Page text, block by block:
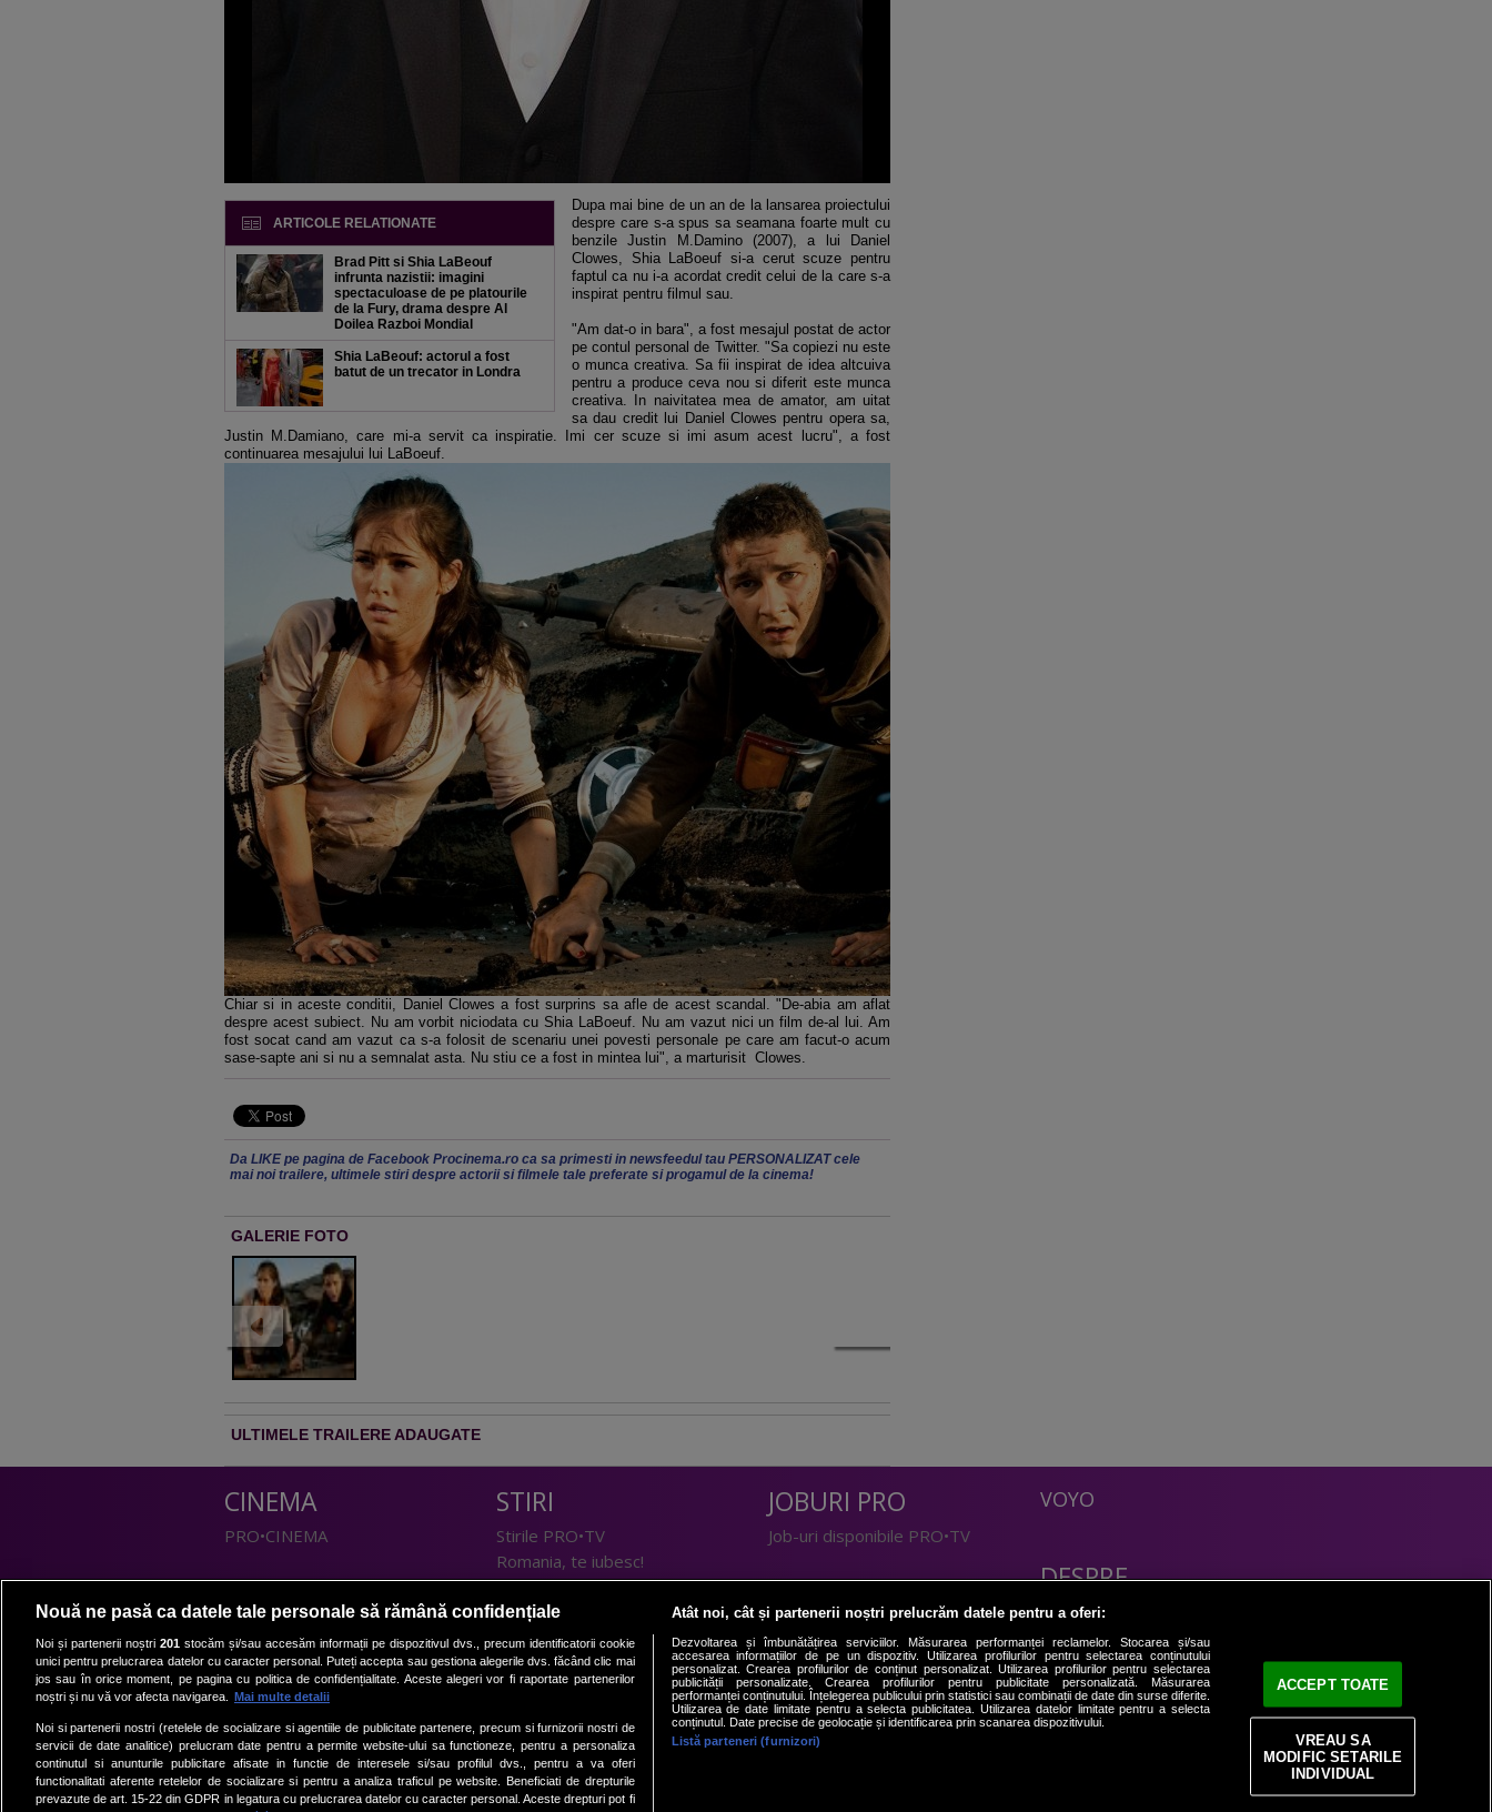
ARTICOLE RELATIONATE
Brad Pitt si Shia LaBeouf
infrunta nazistii: imagini
spectaculoase de pe platourile
de la Fury, drama despre Al
Doilea Razboi Mondial
Shia LaBeouf: actorul a fost
batut de un trecator in Londra
Dupa mai bine de un an de la lansarea proiectului
despre care s-a spus sa seamana foarte mult cu
benzile Justin M.Damino (2007), a lui Daniel
Clowes, Shia LaBoeuf si-a cerut scuze pentru
faptul ca nu i-a acordat credit celui de la care s-a
inspirat pentru filmul sau.
"Am dat-o in bara", a fost mesajul postat de actor
pe contul personal de Twitter. "Sa copiezi nu este
o munca creativa. Sa fii inspirat de idea altcuiva
pentru a produce ceva nou si diferit este munca
creativa. In naivitatea mea de amator, am uitat
sa dau credit lui Daniel Clowes pentru opera sa,
Justin M.Damiano, care mi-a servit ca inspiratie. Imi cer scuze si imi asum acest lucru", a fost
continuarea mesajului lui LaBoeuf.
Chiar si in aceste conditii, Daniel Clowes a fost surprins sa afle de acest scandal. "De-abia am aflat
despre acest subiect. Nu am vorbit niciodata cu Shia LaBoeuf. Nu am vazut nici un film de-al lui. Am
fost socat cand am vazut ca s-a folosit de scenariu unei povesti personale pe care am facut-o acum
sase-sapte ani si nu a semnalat asta. Nu stiu ce a fost in mintea lui", a marturisit Clowes.
Da LIKE pe pagina de Facebook Procinema.ro ca sa primesti in newsfeedul tau PERSONALIZAT cele
mai noi trailere, ultimele stiri despre actorii si filmele tale preferate si progamul de la cinema!
GALERIE FOTO
ULTIMELE TRAILERE ADAUGATE
CINEMA
PRO•CINEMA
DIVERTISMENT
PRO•TV
Romanii au talent
Vocea Romaniei
Las Fierbinti
La Maruta
Apropo TV
STIRI
Stirile PRO•TV
Romania, te iubesc!
TEHNOLOGIE
I Like IT
SPORT
Sport.ro
PRO•ARENA
JOBURI PRO
Job-uri disponibile PRO•TV
LIFESTYLE
Doctor de Bine
Acasă
Acasă Gold
Perfecte
DeBarbati
VOYO
DESPRE
Politica Confidentialitate
Contact
Nouă ne pasă ca datele tale personale să rămână confidențiale
Noi și partenerii noștri 201stocăm și/sau accesăm informații pe dispozitivul dvs., precum identificatorii cookie
unici pentru prelucrarea datelor cu caracter personal. Puteți accepta sau gestiona alegerile dvs. făcând clic mai
jos sau în orice moment, pe pagina cu politica de confidențialitate. Aceste alegeri vor fi raportate partenerilor
noștri și nu vă vor afecta navigarea.
Mai multe detalii
Noi si partenerii nostri (retelele de socializare si agentiile de publicitate partenere, precum si furnizorii nostri de
servicii de date analitice) prelucram date pentru a permite website-ului sa functioneze, pentru a personaliza
continutul si anunturile publicitare afisate in functie de interesele si/sau profilul dvs., pentru a va oferi
functionalitati aferente retelelor de socializare si pentru a analiza traficul pe website. Beneficiati de drepturile
prevazute de art. 15-22 din GDPR in legatura cu prelucrarea datelor cu caracter personal. Aceste drepturi pot fi
Atât noi, cât și partenerii noștri prelucrăm datele pentru a oferi:
Dezvoltarea și îmbunătățirea serviciilor. Măsurarea performanței reclamelor. Stocarea și/sau
accesarea informațiilor de pe un dispozitiv. Utilizarea profilurilor pentru selectarea conținutului
personalizat. Crearea profilurilor de conținut personalizat. Utilizarea profilurilor pentru selectarea
publicității personalizate. Crearea profilurilor pentru publicitate personalizată. Măsurarea
performanței conținutului. Înțelegerea publicului prin statistici sau combinații de date din surse diferite.
Utilizarea de date limitate pentru a selecta publicitatea. Utilizarea datelor limitate pentru a selecta
conținutul. Date precise de geolocație și identificarea prin scanarea dispozitivului.
Listă parteneri (furnizori)
ACCEPT TOATE
VREAU SA
MODIFIC SETARILE
INDIVIDUAL